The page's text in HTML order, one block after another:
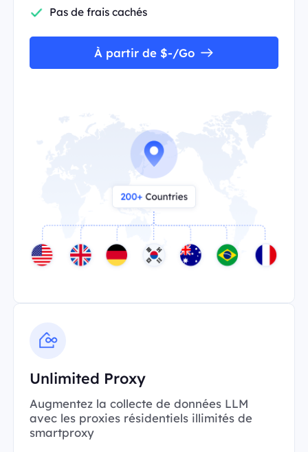
Pas de frais cachés
À partir de $-/Go
Unlimited Proxy
Augmentez la collecte de données LLM
avec les proxies résidentiels illimités de
smartproxy